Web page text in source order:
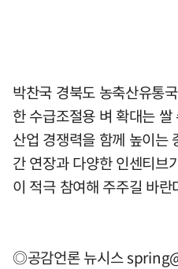
박찬국 경북도 농축산유통
한 수급조절용 벼 확대는
산업 경쟁력을 함께 높이는
간 연장과 다양한 인센티브
이 적극 참여해 주주길 바
◎공감언론 뉴시스